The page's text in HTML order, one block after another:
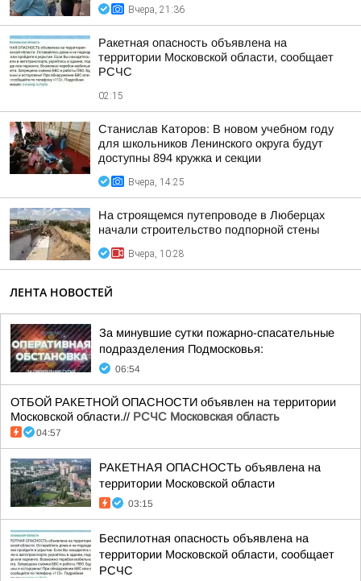
Вчера, 21:36
Ракетная опасность объявлена на
территории Московской области, сообщает
РСЧС
02:15
Станислав Каторов: В новом учебном году
для школьников Ленинского округа будут
доступны 894 кружка и секции
Вчера, 14:25
На строящемся путепроводе в Люберцах
начали строительство подпорной стены
Вчера, 10:28
ЛЕНТА НОВОСТЕЙ
За минувшие сутки пожарно-спасательные
подразделения Подмосковья:
06:54
ОТБОЙ РАКЕТНОЙ ОПАСНОСТИ объявлен на территории
Московской области.// РСЧС Московская область
04:57
РАКЕТНАЯ ОПАСНОСТЬ объявлена на
территории Московской области
03:15
Беспилотная опасность объявлена на
территории Московской области, сообщает
РСЧС